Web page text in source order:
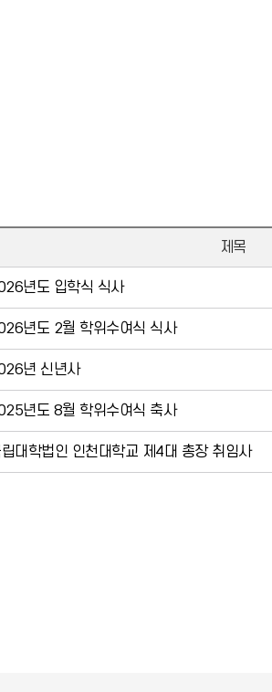
제목
년도 입학식 식사
년도 2월 학위수여식 식사
년 신년사
년도 8월 학위수여식 축사
대학법인 인천대학교 제4대 총장 취임사